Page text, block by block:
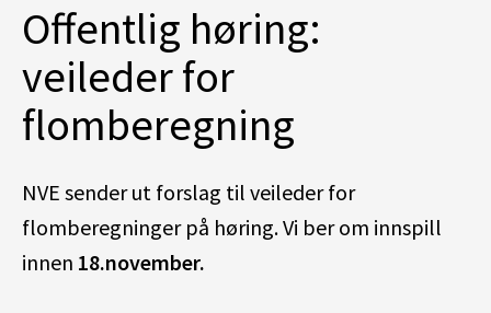
Offentlig høring:
veileder for
flomberegning
NVE sender ut forslag til veileder for
flomberegninger på høring. Vi ber om innspill
innen 18.november.